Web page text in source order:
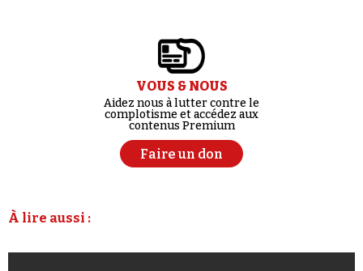
VOUS & NOUS
Aidez nous à lutter contre le
complotisme et accédez aux
contenus Premium
Faire un don
À lire aussi :